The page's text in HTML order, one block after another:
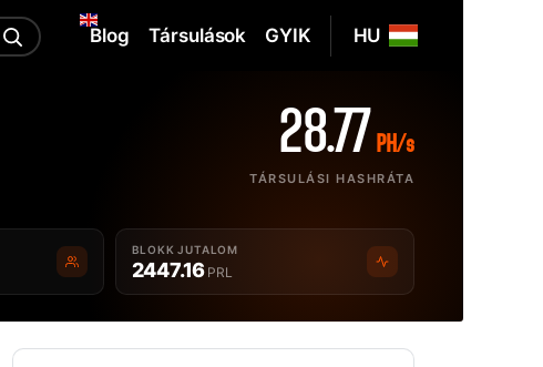
HU
Blog Társulások GYIK
28.77 PH/s
TÁRSULÁSI HASHRÁTA
BLOKK JUTALOM
2447.16 PRL